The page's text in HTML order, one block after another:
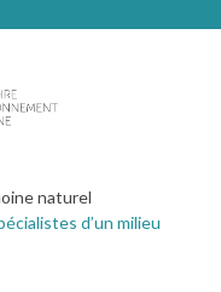
naturel
d’un milieu